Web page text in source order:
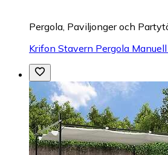
Pergola, Paviljonger och
Krifon Stavern Pergola